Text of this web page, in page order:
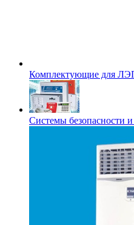
Комплектующие для
Системы безопасности